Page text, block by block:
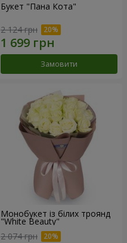
Букет "Пана Кота"
2 124 грн
Замовити
Монобукет із білих троянд
"White Beauty"
2 074 грн